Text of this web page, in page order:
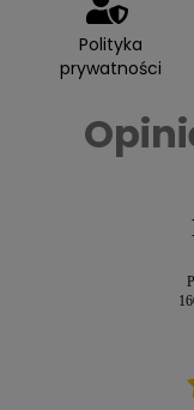
Polityka
prywatności